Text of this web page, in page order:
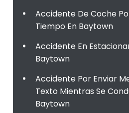
Accidente De Coche
Tiempo En Baytown
Accidente En
Baytown
Accidente Por Enviar
Texto Mientras Se
Baytown